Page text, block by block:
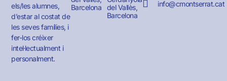
els/les alumnes,
d’estar al costat de
les seves famílies, i
fer-los créixer
intel·lectualment i
personalment.
Barcelona
del Vallès,
Barcelona
info@cmontserrat.cat